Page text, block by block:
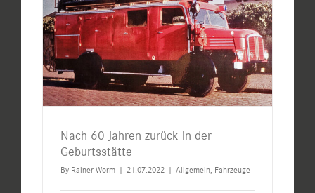
Nach 60 Jahren zurück in der
Geburtsstätte
By Rainer Worm | 21.07.2022 | Allgemein, Fahrzeuge